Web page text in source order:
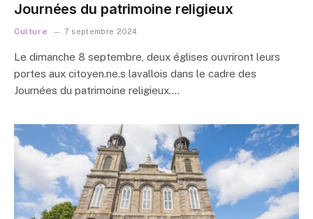
Journées du patrimoine religieux
Culture 7 septembre 2024
Le dimanche 8 septembre, deux églises ouvriront leurs
portes aux citoyen.ne.s lavallois dans le cadre des
Journées du patrimoine religieux.…